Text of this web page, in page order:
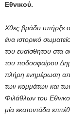
Εθνικού.
Χθες βράδυ υπήρξε
ένα ιστορικό
του ευαίσθητου στα
του ποδοσφαίρου
πλήρη ενημέρωση
των κομμάτων και
Φιλάθλων του
μία εκατοντάδα